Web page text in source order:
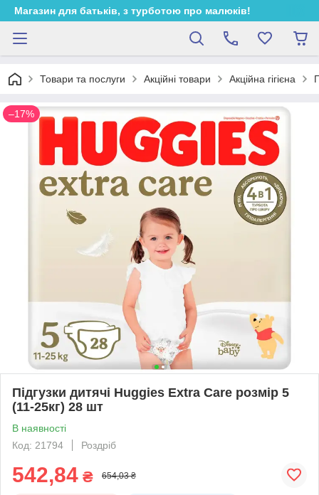
Магазин для батьків, з турботою про малюків!
Товари та послуги Акційні товари Акційна гігієна
–17%
Підгузки дитячі Huggies Extra Care розмір 5
(11-25кг) 28 шт
В наявності
Код: 21794
Роздріб
542,84 ₴ 654,03 ₴